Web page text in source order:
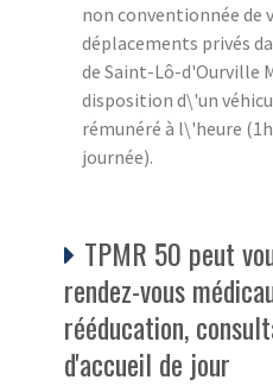
non conventionnée de
déplacements privés
de Saint-Lô-d'Ourville
disposition d\'un
rémunéré à l\'heure
journée).
TPMR 50 peut
rendez-vous
rééducation,
d'accueil de jour